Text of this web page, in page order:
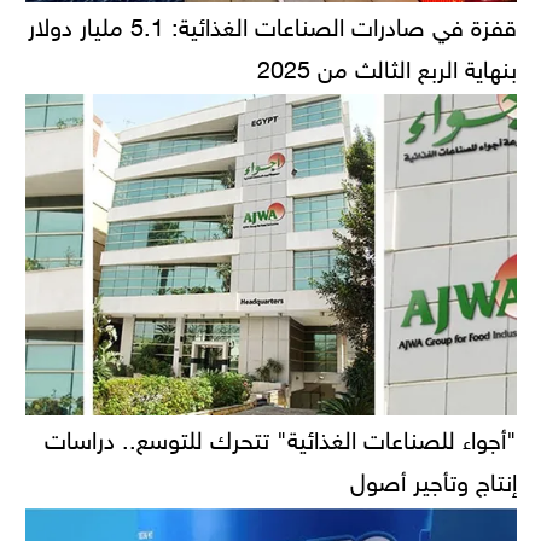
قفزة في صادرات الصناعات الغذائية: 5.1 مليار دولار
بنهاية الربع الثالث من 2025
"أجواء للصناعات الغذائية" تتحرك للتوسع.. دراسات
إنتاج وتأجير أصول